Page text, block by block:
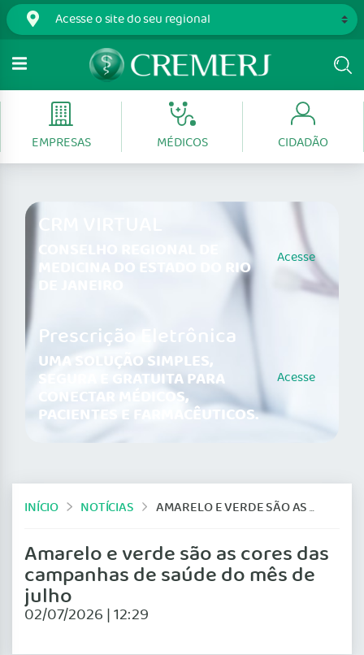
EMPRESAS MÉDICOS CIDADÃO
CRM VIRTUAL
CONSELHO REGIONAL DE
MEDICINA DO ESTADO DO RIO Acesse
Prescrição Eletrônica
UMA SOLUÇÃO SIMPLES,
SEGURA E GRATUITA PARA
CONECTAR MÉDICOS,
PACIENTES E FARMACÊUTICOS.
Acesse
INÍCIO NOTÍCIAS AMARELO E VERDE SÃO AS CORES DAS CAMPANHAS DE SAÚDE DO MÊS DE JULHO
Amarelo e verde são as cores das
campanhas de saúde do mês de
julho
02/07/2026 | 12:29